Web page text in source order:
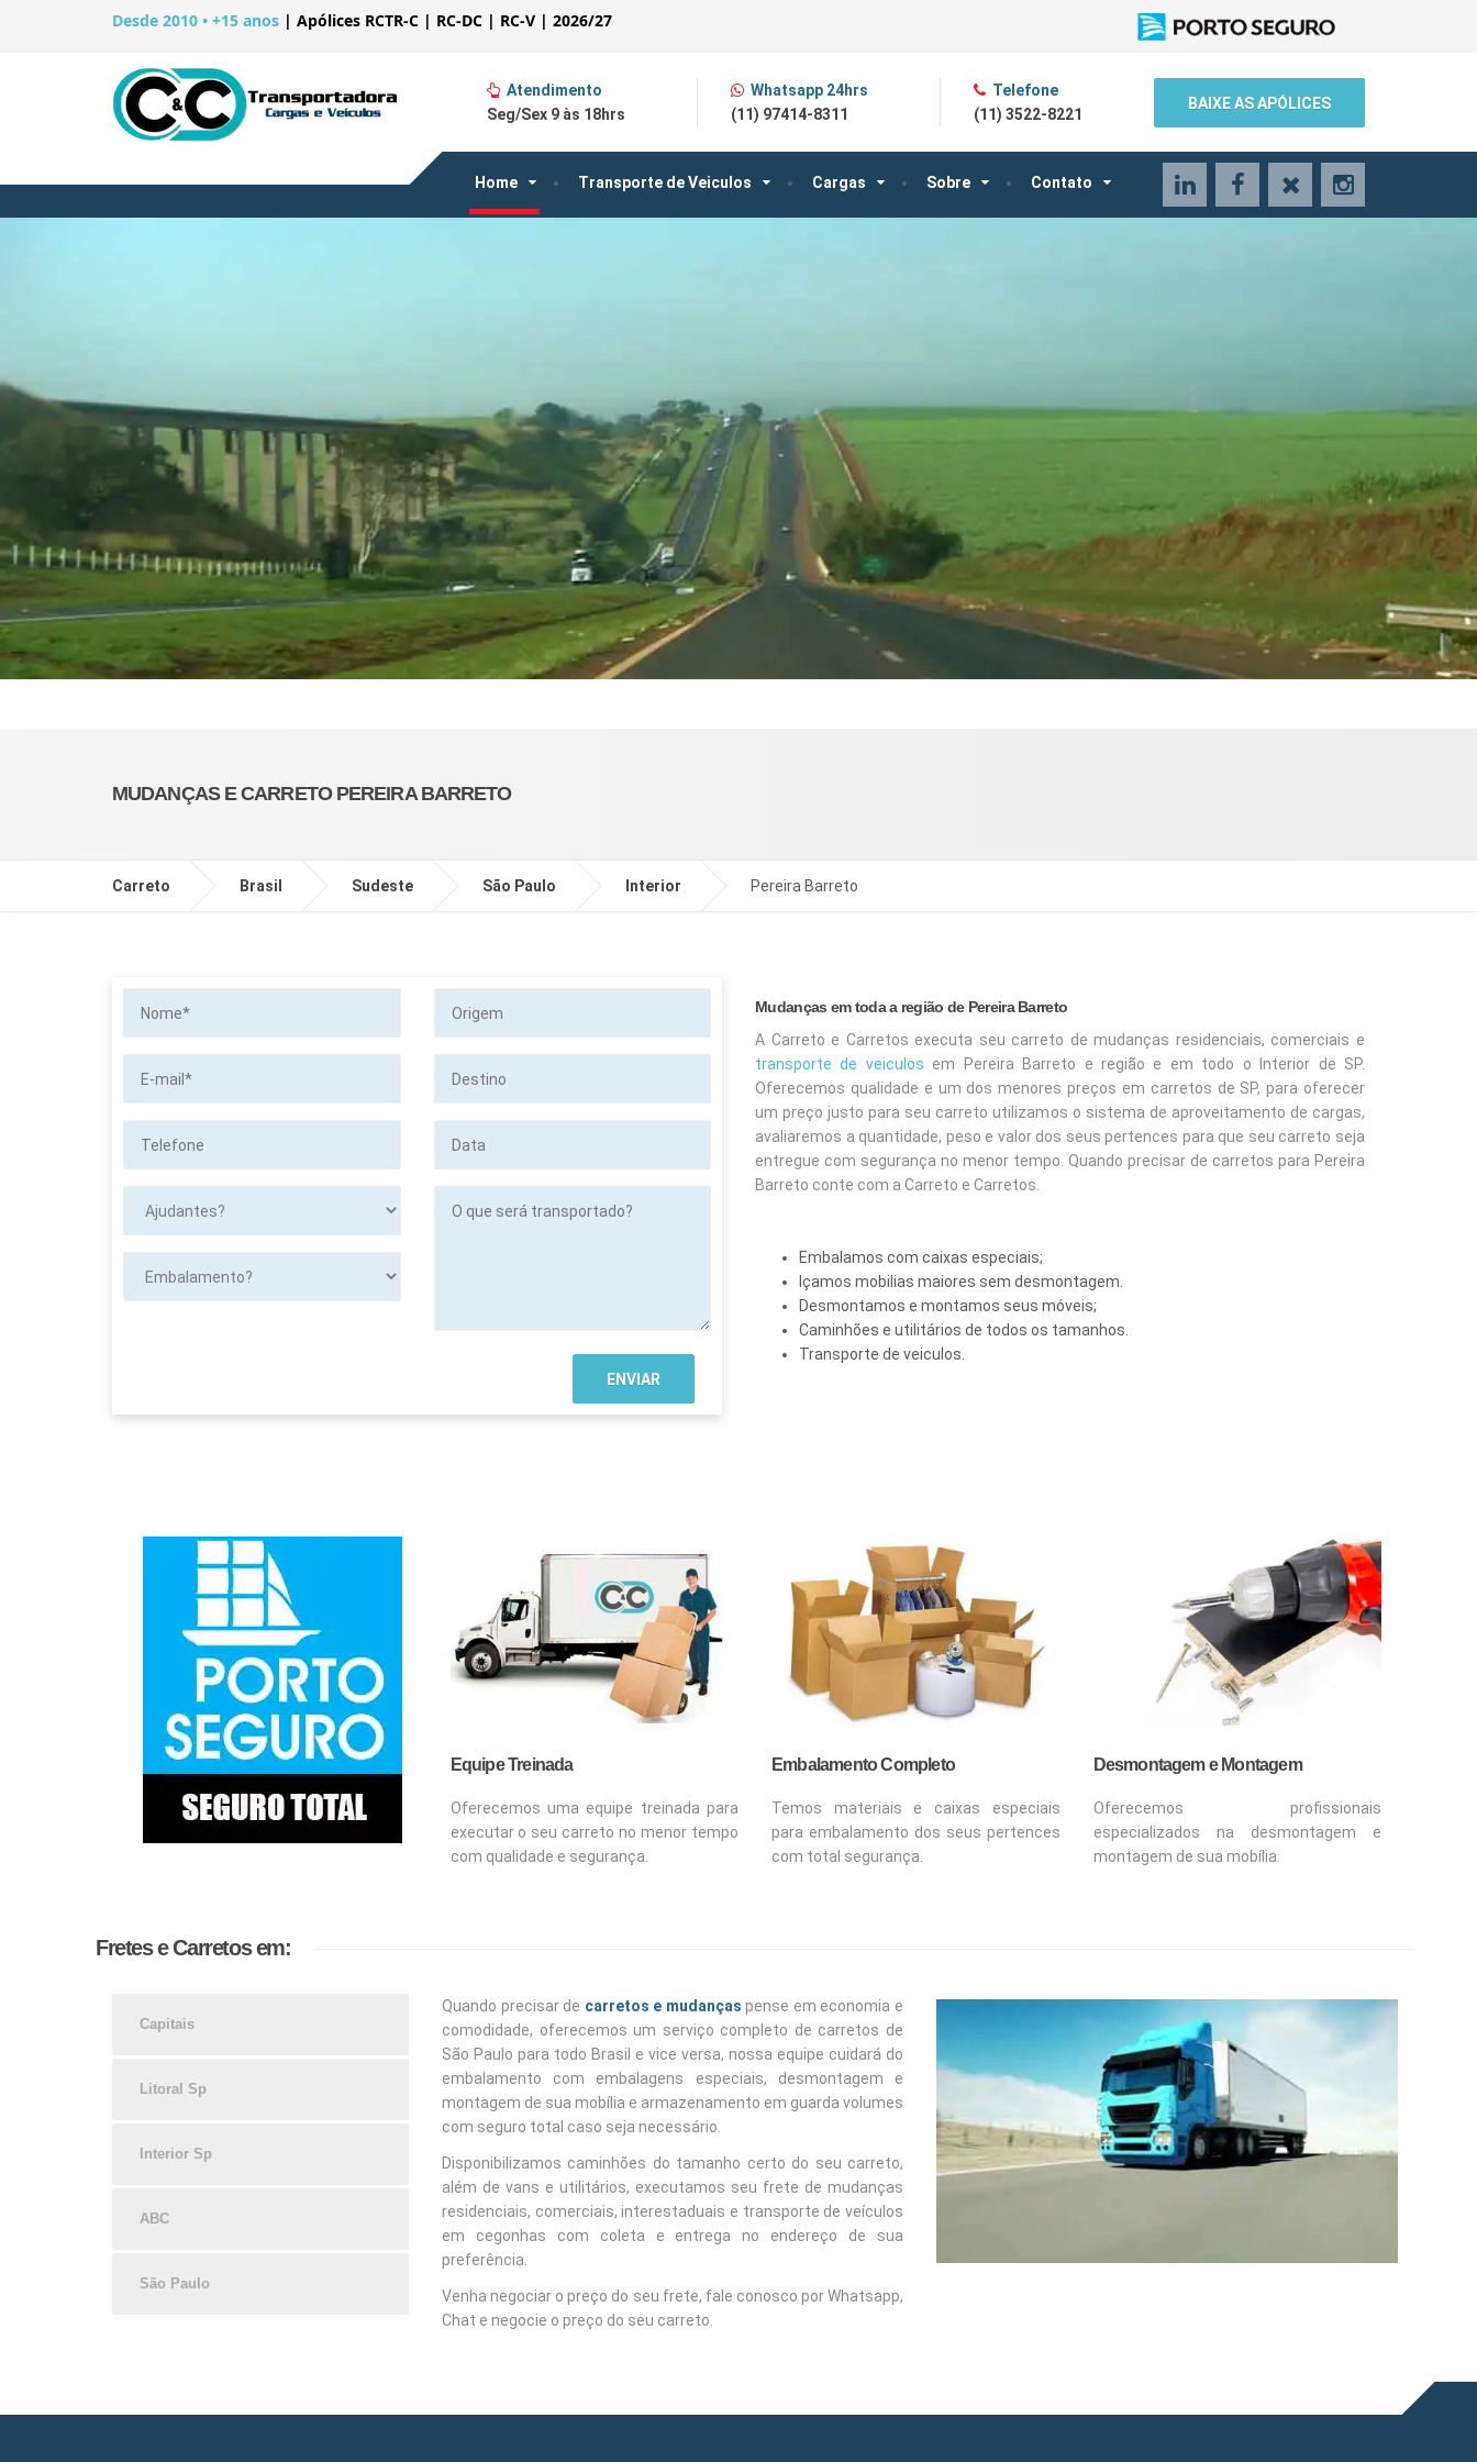
Desde 2010 • +15 anos | Apólices RCTR-C | RC-DC | RC-V | 2026/27
Home Transporte de Veiculos Cargas Sobre Contato
Atendimento
Seg/Sex 9 às 18hrs
Whatsapp 24hrs
(11) 97414-8311
Telefone
(11) 3522-8221
BAIXE AS APÓLICES
LinkedInFacebook
X Instagram
MUDANÇAS E CARRETO PEREIRA BARRETO
Carreto Brasil Sudeste São Paulo Interior Pereira Barreto
mail*
que
Mudanças em toda a região de Pereira Barreto
A Carreto e Carretos executa seu carreto de mudanças residenciais, comerciais e
transporte de veiculos em Pereira Barreto e região e em todo o Interior de SP.
Oferecemos qualidade e um dos menores preços em carretos de SP, para oferecer
um preço justo para seu carreto utilizamos o sistema de aproveitamento de cargas,
avaliaremos a quantidade, peso e valor dos seus pertences para que seu carreto seja
entregue com segurança no menor tempo. Quando precisar de carretos para Pereira
Barreto conte com a Carreto e Carretos.
Embalamos com caixas especiais;
Içamos mobilias maiores sem desmontagem.
Desmontamos e montamos seus móveis;
Caminhões e utilitários de todos os tamanhos.
Transporte de veiculos.
Equipe Treinada
Oferecemos uma equipe treinada para
executar o seu carreto no menor tempo
com qualidade e segurança.
Embalamento Completo
Temos materiais e caixas especiais
para embalamento dos seus pertences
com total segurança.
Desmontagem e Montagem
Oferecemos profissionais
especializados na desmontagem e
montagem de sua mobília.
Fretes e Carretos em:
Quando precisar de carretos e mudanças pense em economia e
comodidade, oferecemos um serviço completo de carretos de
São Paulo para todo Brasil e vice versa, nossa equipe cuidará do
embalamento com embalagens especiais, desmontagem e
montagem de sua mobília e armazenamento em guarda volumes
com seguro total caso seja necessário.
Disponibilizamos caminhões do tamanho certo do seu carreto,
além de vans e utilitários, executamos seu frete de mudanças
residenciais, comerciais, interestaduais e transporte de veículos
em cegonhas com coleta e entrega no endereço de sua
preferência.
Venha negociar o preço do seu frete, fale conosco por Whatsapp,
Chat e negocie o preço do seu carreto.
Capitais
Litoral Sp
Interior Sp
ABC
São Paulo